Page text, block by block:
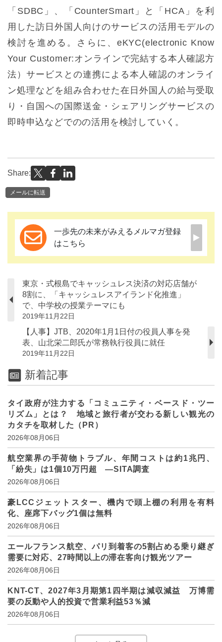
「SDBC」、「CounterSmart」と「HCA」を利
用した訪日外国人向けのサービスの活用モデルの
検討を進める。さらに、eKYC(electronic Know
Your Customer:オンラインで完結する本人確認方
法）サービスとの連携による本人確認のオンライ
ン処理などを組み合わせた在日外国人の給与受取
り・自国への国際送金・シェアリングサービスの
即時申込などでのの活用を検討していく。
Share:
メールに転送
一歩先の未来がみえるメルマガ登録
はこちら
東京・式根島でキャッシュレス決済の対応店舗が
8割に、「キャッシュレスアイランド化推進」
で、中学校の授業テーマにも
2019年11月22日
【人事】JTB、2020年1月1日付の役員人事を発
表、山北栄二郎氏が常務執行役員に就任
2019年11月22日
新着記事
タイ政府が注力する「コミュニティ・ベースド・ツー
リズム」とは？ 地域と旅行者が交わる新しい観光の
カタチを取材した（PR）
2026年08月06日
航空業界の手荷物トラブル、年間コストは約1兆円、
「紛失」は1個10万円超 ―SITA調査
2026年08月06日
豪LCCジェットスター、機内で頭上棚の利用を有料
化、座席下バッグ1個は無料
2026年08月06日
エールフランス航空、パリ到着客の5割占める乗り継ぎ
需要に対応、27時間以上の滞在客向け観光ツアー
2026年08月06日
KNT-CT、2027年3月期第1四半期は減収減益 万博需
要の反動や人的投資で営業利益53％減
2026年08月06日